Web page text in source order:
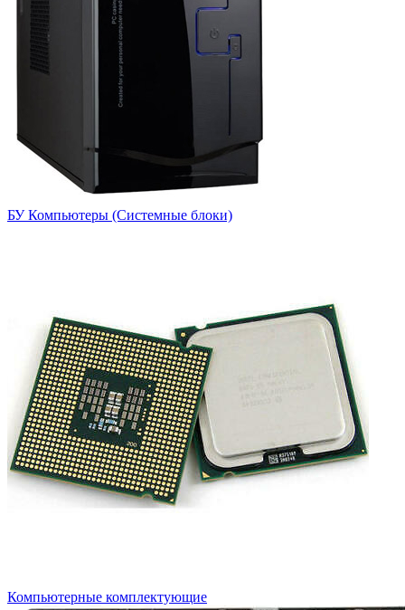
БУ Компьютеры (Системные блоки)
Компьютерные комплектующие